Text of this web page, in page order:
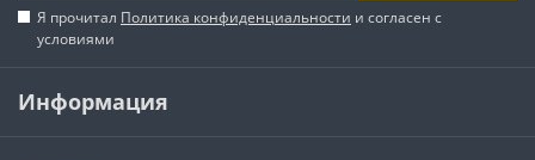
Я прочитал Политика конфиденциальности и согласен с
условиями
Информация